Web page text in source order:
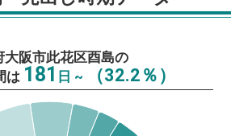
大阪市此花区酉島の
は 181 日 ~ （32.2％）